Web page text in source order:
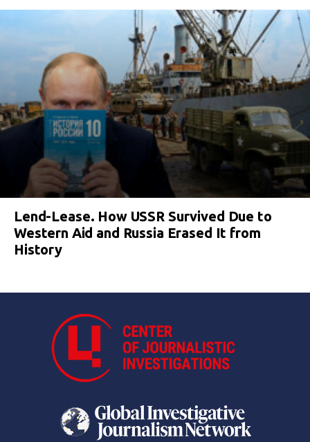
Lend-Lease. How USSR Survived Due to
Western Aid and Russia Erased It from
History